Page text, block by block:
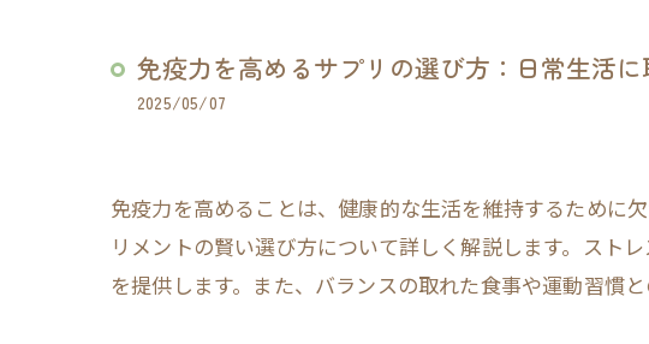
免疫力を高めるサプリの選び方：日常生活
2025/05/07
免疫力を高めることは、健康的な生活を維持するために
リメントの賢い選び方について詳しく解説します。スト
を提供します。また、バランスの取れた食事や運動習慣